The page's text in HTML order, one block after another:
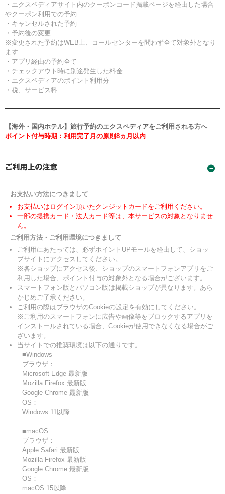
・エクスペディアサイト内のクーポンコード掲載ページを経由した場合
やクーポン利用での予約
・キャンセルされた予約
・予約後の変更
※変更された予約はWEB上、コールセンターを問わず全て対象外となり
ます
・アプリ経由の予約全て
・チェックアウト時に別途発生した料金
・エクスペディアのポイント利用分
・税、サービス料
【海外・国内ホテル】旅行予約のエクスペディアをご利用される方へ
ポイント付与時期：利用完了月の原則8ヵ月以内
お支払い方法につきまして
お支払いはログイン頂いたクレジットカードをご利用ください。
一部の提携カード・法人カード等は、本サービスの対象となりませ
ん。
ご利用方法・ご利用環境につきまして
ご利用にあたっては、必ずポイントUPモールを経由して、ショッ
プサイトにアクセスしてください。
※各ショップにアクセス後、ショップのスマートフォンアプリをご
利用した場合、ポイント付与の対象外となる場合がございます。
スマートフォン版とパソコン版は掲載ショップが異なります。あら
かじめご了承ください。
ご利用の際はブラウザのCookieの設定を有効にしてください。
※ご利用のスマートフォンに広告や画像等をブロックするアプリを
インストールされている場合、Cookieが使用できなくなる場合がご
ざいます。
当サイトでの推奨環境は以下の通りです。
■Windows
ブラウザ：
Microsoft Edge 最新版
Mozilla Firefox 最新版
Google Chrome 最新版
OS：
Windows 11以降
■macOS
ブラウザ：
Apple Safari 最新版
Mozilla Firefox 最新版
Google Chrome 最新版
OS：
macOS 15以降